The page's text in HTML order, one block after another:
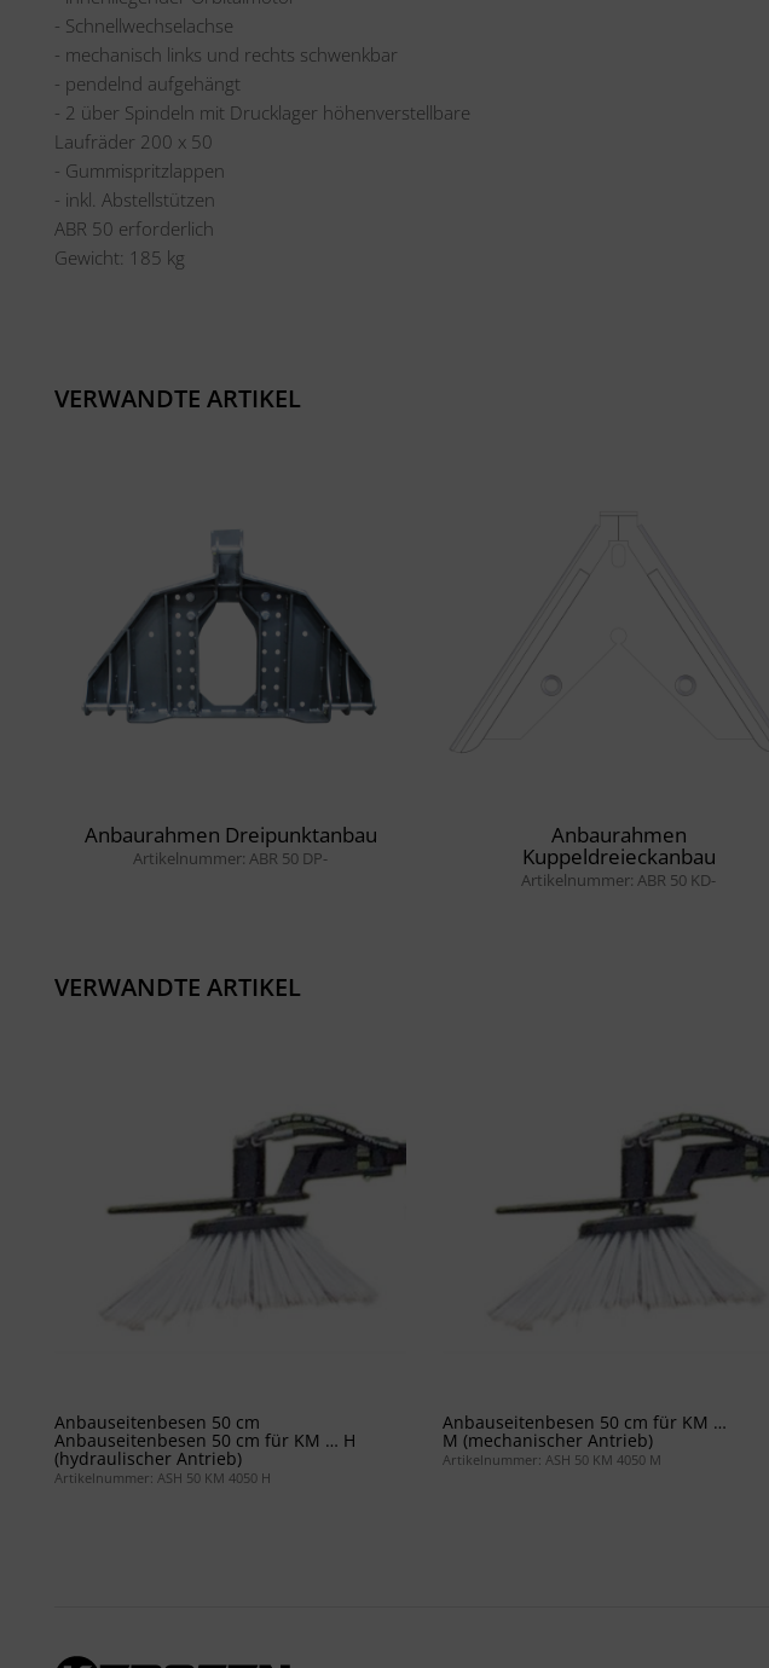
- Schnellwechselachse
- mechanisch links und rechts schwenkbar
- pendelnd aufgehängt
- 2 über Spindeln mit Drucklager höhenverstellbare
Laufräder 200 x 50
- Gummispritzlappen
- inkl. Abstellstützen
ABR 50 erforderlich
Gewicht: 185 kg
VERWANDTE ARTIKEL
Anbaurahmen Dreipunktanbau
Artikelnummer: ABR 50 DP-
Anbaurahmen
Kuppeldreieckanbau
Artikelnummer: ABR 50 KD-
VERWANDTE ARTIKEL
Anbauseitenbesen 50 cm
Anbauseitenbesen 50 cm für KM … H
(hydraulischer Antrieb)
Artikelnummer: ASH 50 KM 4050 H
Anbauseitenbesen 50 cm für KM …
M (mechanischer Antrieb)
Artikelnummer: ASH 50 KM 4050 M